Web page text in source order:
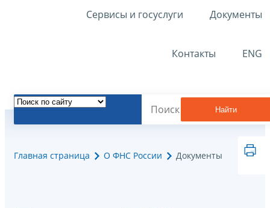
Сервисы и госуслуги Документы
Контакты ENG
Найти
Главная страница О ФНС России Документы